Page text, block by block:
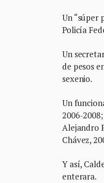
Un “súper
Policía
Un
de pesos
sexenio.
Un
2006-
Alejandro
Chávez,
Y así,
enterara.